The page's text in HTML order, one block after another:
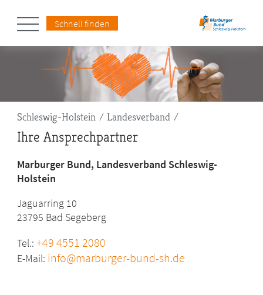
Schnell finden
Pfadnavigation
Schleswig-Holstein Landesverband
Ihre Ansprechpartner
Marburger Bund, Landesverband Schleswig-
Holstein
Jaguarring 10
23795 Bad Segeberg
Tel.:+49 4551 2080
E-Mail: info@marburger-bund-sh.de